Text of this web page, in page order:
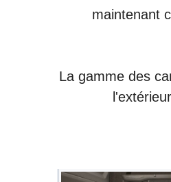
maintenant
La gamme des